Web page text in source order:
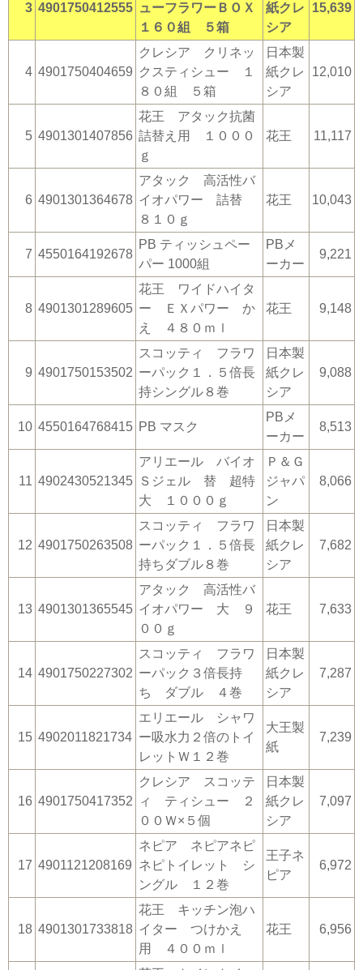
3 4901750412555 ューフラワーＢＯＸ
１６０組 ５箱
紙クレ
シア
15,639
4 4901750404659
クレシア クリネッ
クスティシュー １
８０組 ５箱
日本製
紙クレ
シア
12,010
5 4901301407856
花王 アタック抗菌
詰替え用 １０００
ｇ
花王 11,117
6 4901301364678
アタック 高活性バ
イオパワー 詰替
８１０ｇ
花王 10,043
7 4550164192678
PB ティッシュペー
パー 1000組
PBメ
ーカー
9,221
8 4901301289605
花王 ワイドハイタ
ー ＥＸパワー か
え ４８０ｍｌ
花王 9,148
9 4901750153502
スコッティ フラワ
ーパック１．５倍長
持シングル８巻
日本製
紙クレ
シア
9,088
10 4550164768415 PB マスク
PBメ
ーカー
8,513
11 4902430521345
アリエール バイオ
Ｓジェル 替 超特
大 １０００ｇ
Ｐ＆Ｇ
ジャパ
ン
8,066
12 4901750263508
スコッティ フラワ
ーパック１．５倍長
持ちダブル８巻
日本製
紙クレ
シア
7,682
13 4901301365545
アタック 高活性バ
イオパワー 大 ９
００ｇ
花王 7,633
14 4901750227302
スコッティ フラワ
ーパック３倍長持
ち ダブル ４巻
日本製
紙クレ
シア
7,287
15 4902011821734
エリエール シャワ
ー吸水力２倍のトイ
レットＷ１２巻
大王製
紙
7,239
16 4901750417352
クレシア スコッテ
ィ ティシュー ２
００Ｗ×５個
日本製
紙クレ
シア
7,097
17 4901121208169
ネピア ネピアネピ
ネピトイレット シ
ングル １２巻
王子ネ
ピア
6,972
18 4901301733818
花王 キッチン泡ハ
イター つけかえ
用 ４００ｍｌ
花王 6,956